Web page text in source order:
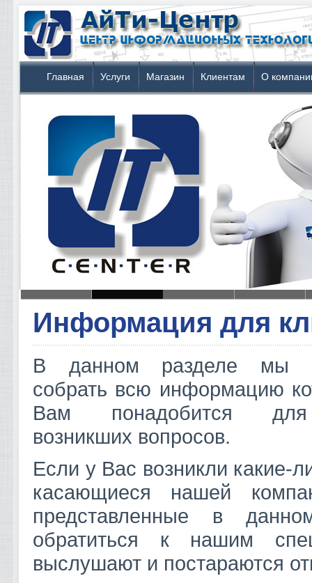
Главная Услуги Магазин Клиентам О
Информация для
В данном разделе мы
собрать всю информацию
Вам понадобится
возникших вопросов.
Если у Вас возникли какие-
касающиеся нашей
представленные в
обратиться к нашим
выслушают и постараются